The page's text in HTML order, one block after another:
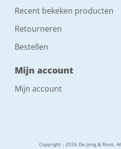
Recent bekeken producten
Retourneren
Bestellen
Mijn account
Mijn account
Copyright ; 2026 De Jong & Roos.